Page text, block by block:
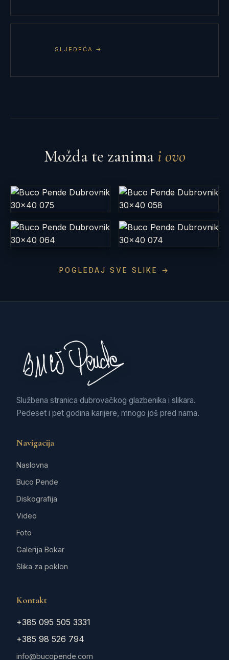
SLJEDEĆA →
Možda te zanima i ovo
POGLEDAJ SVE SLIKE →
Službena stranica dubrovačkog glazbenika i slikara.
Pedeset i pet godina karijere, mnogo još pred nama.
Navigacija
Naslovna
Buco Pende
Diskografija
Video
Foto
Galerija Bokar
Slika za poklon
Kontakt
+385 095 505 3331
+385 98 526 794
info@bucopende.com